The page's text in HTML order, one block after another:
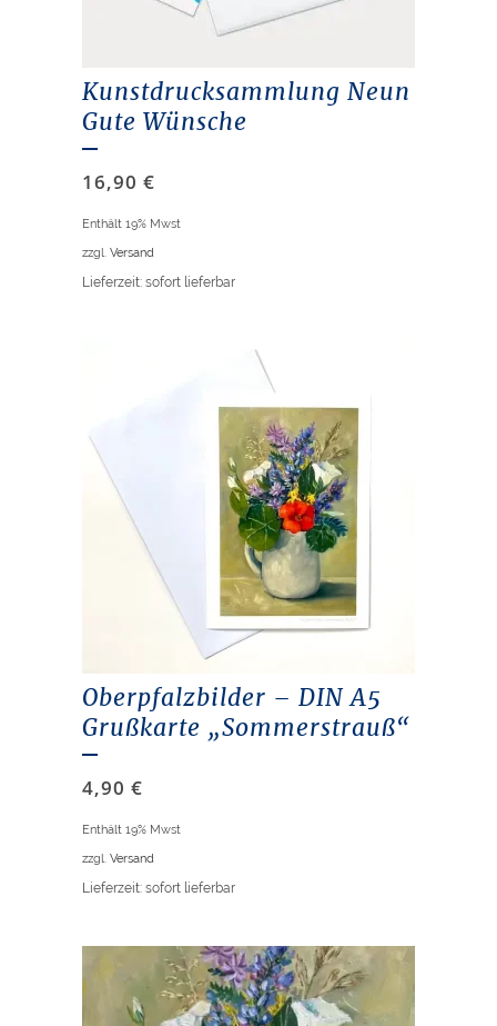
Kunstdrucksammlung Neun
Gute Wünsche
16,90 €
Enthält 19% Mwst
zzgl. Versand
Lieferzeit: sofort lieferbar
Oberpfalzbilder – DIN A5
Grußkarte „Sommerstrauß“
4,90 €
Enthält 19% Mwst
zzgl. Versand
Lieferzeit: sofort lieferbar